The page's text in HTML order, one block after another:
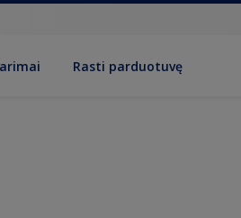
Rasti parduotuvę